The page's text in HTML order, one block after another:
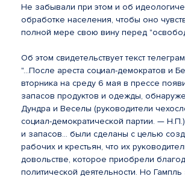
Не забывали при этом и об
обработке населения, чтобы оно
полной мере свою вину перед
Об этом свидетельствует текст
"...После ареста социал-демократов и
вторника на среду 6 мая в прессе
запасов продуктов и одежды,
Дундра и Веселы (руководители
социал-демократической партии. —
и запасов... были сделаны с целью
рабочих и крестьян, что их
довольстве, которое приобрели
политической деятельности. Но Гампль